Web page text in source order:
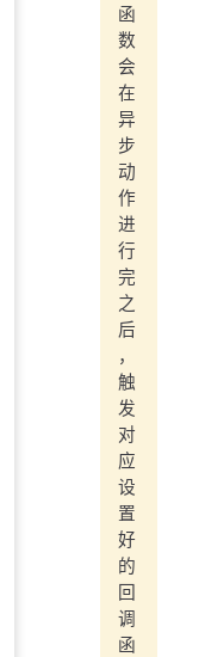
函
数
会
在
异
步
动
作
进
行
完
之
后
，
触
发
对
应
设
置
好
的
回
调
函